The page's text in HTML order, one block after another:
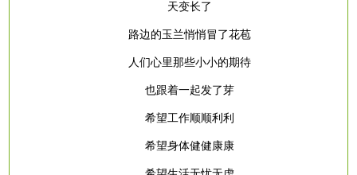
天变长了
路边的玉兰悄悄冒了花苞
人们心里那些小小的期待
也跟着一起发了芽
希望工作顺顺利利
希望身体健健康康